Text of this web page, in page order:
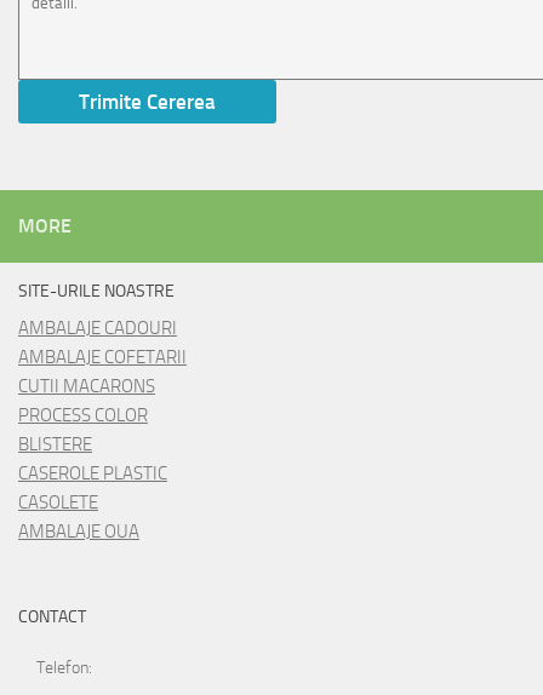
MORE
SITE-URILE NOASTRE
AMBALAJE CADOURI
AMBALAJE COFETARII
CUTII MACARONS
PROCESS COLOR
BLISTERE
CASEROLE PLASTIC
CASOLETE
AMBALAJE OUA
CONTACT
Telefon: